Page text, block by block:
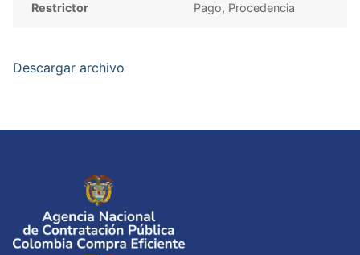
Restrictor Pago, Procedencia
Descargar archivo